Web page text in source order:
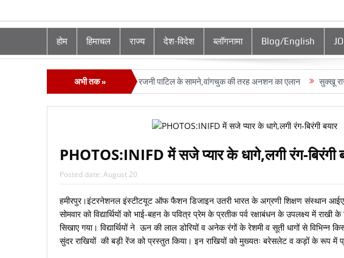
होम हिमाचल राज्य देश-विदेश ब्लॉगनामा Blog/English
अभी तक »
पर CM सुक्‍खू की करतूतों का भंडा फोड़ा रजनी पाटिल के सामने,वांगचुक की तरह अनशन का एलान सुक्‍खू राज में
PHOTOS:INIFD में सजे प्‍यार के धागे,लगी रंग-बिरंगी
Posted date: August 20
हमीरपुर।इंटरनेशनल इंस्टीटयूट ऑफ फैशन डिजाइन उतरी भारत के अग्रणी शिक्षण संस्थान
सोमवार को विद्यार्थियों को भाई-बहन के पवित्र प्रेम के प्रतीक पर्व रक्षाबंधन के उपलक्ष्य में राखी
सिखाए गया। विद्यार्थियों ने ऊन की लाल डोरियों व अनेक रंगों के रेशमी व सूती धागों से विभिन्न
सुंदर राखियों की बड़ी रेंज को प्रस्तुत किया। इन राखियों को मुख्यतः बरेसलेट व कड़ों के रूप में